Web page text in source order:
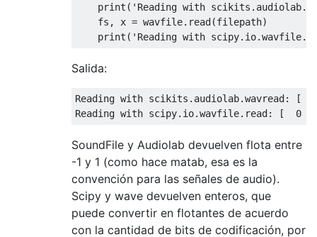
    print(
'Reading with
    fs, x = wavfile.read(filepath)
    print(
'Reading with
Salida:
Reading with scikits.audiolab.wavread: [
Reading with scipy.io.wavfile.read: [ 0
SoundFile y Audiolab devuelven flota entre
-1 y 1 (como hace matab, esa es la
convención para las señales de audio).
Scipy y wave devuelven enteros, que
puede convertir en flotantes de acuerdo
con la cantidad de bits de codificación, por